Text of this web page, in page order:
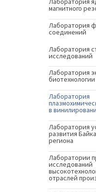
магнитного
Лаборатория
соединений
Лаборатория
исследований
Лаборатория
биотехнологии
Лаборатория
в
Лаборатория
развития
региона
Лаборатории
исследований
отраслей